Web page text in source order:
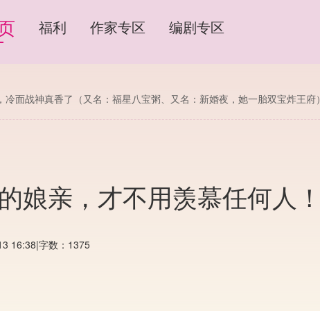
福利 作家专区 编剧专区
冷面战神真香了（又名：福星八宝粥、又名：新婚夜，她一胎双宝炸王府）
娘亲，才不用羡慕任何人！
16:38|字数：1375